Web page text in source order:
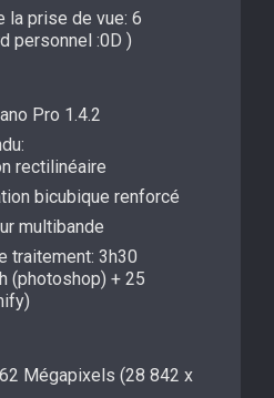
la prise de vue: 6
personnel :0D )
Pro 1.4.2
rectilinéaire
bicubique renforcé
multibande
traitement: 3h30
(photoshop) + 25
Mégapixels (28 842 x